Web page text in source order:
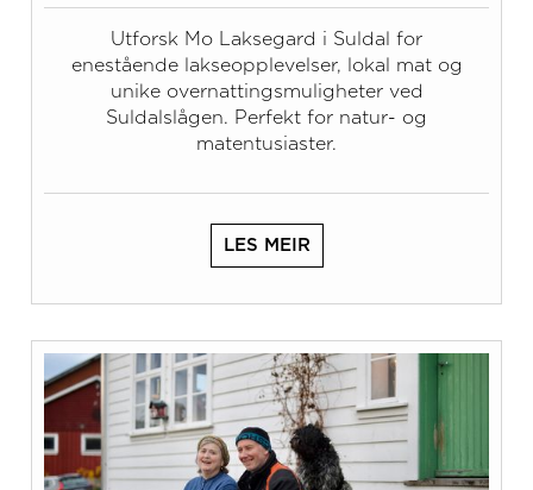
Utforsk Mo Laksegard i Suldal for
enestående lakseopplevelser, lokal mat og
unike overnattingsmuligheter ved
Suldalslågen. Perfekt for natur- og
matentusiaster.
LES MEIR